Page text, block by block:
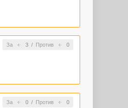
За 3/ Против 0
За 0/ Против 0